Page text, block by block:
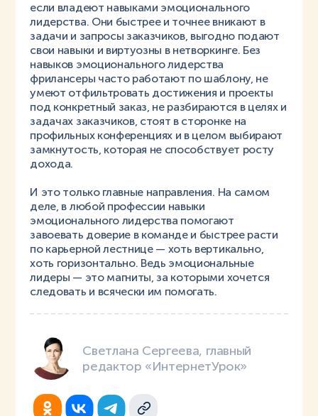
если владеют навыками эмоционального
лидерства. Они быстрее и точнее вникают в
задачи и запросы заказчиков, выгодно подают
свои навыки и виртуозны в нетворкинге. Без
навыков эмоционального лидерства
фрилансеры часто работают по шаблону, не
умеют отфильтровать достижения и проекты
под конкретный заказ, не разбираются в целях и
задачах заказчиков, стоят в сторонке на
профильных конференциях и в целом выбирают
замкнутость, которая не способствует росту
дохода.
И это только главные направления. На самом
деле, в любой профессии навыки
эмоционального лидерства помогают
завоевать доверие в команде и быстрее расти
по карьерной лестнице — хоть вертикально,
хоть горизонтально. Ведь эмоциональные
лидеры — это магниты, за которыми хочется
следовать и всячески им помогать.
Светлана Сергеева, главный
редактор «ИнтернетУрок»